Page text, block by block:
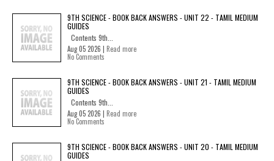
9TH SCIENCE - BOOK BACK ANSWERS - UNIT 22 - TAMIL MEDIUM
GUIDES
Contents 9th...
Aug 05 2026 | Read more
No Comments
9TH SCIENCE - BOOK BACK ANSWERS - UNIT 21 - TAMIL MEDIUM
GUIDES
Contents 9th...
Aug 05 2026 | Read more
No Comments
9TH SCIENCE - BOOK BACK ANSWERS - UNIT 20 - TAMIL MEDIUM
GUIDES